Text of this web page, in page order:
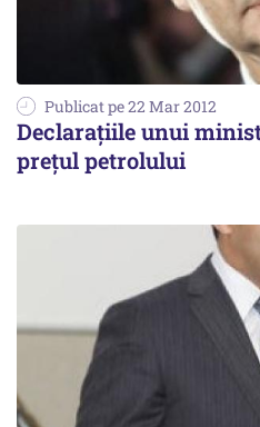
Publicat pe 22 Mar 2012
Declarațiile unui
prețul petrolului